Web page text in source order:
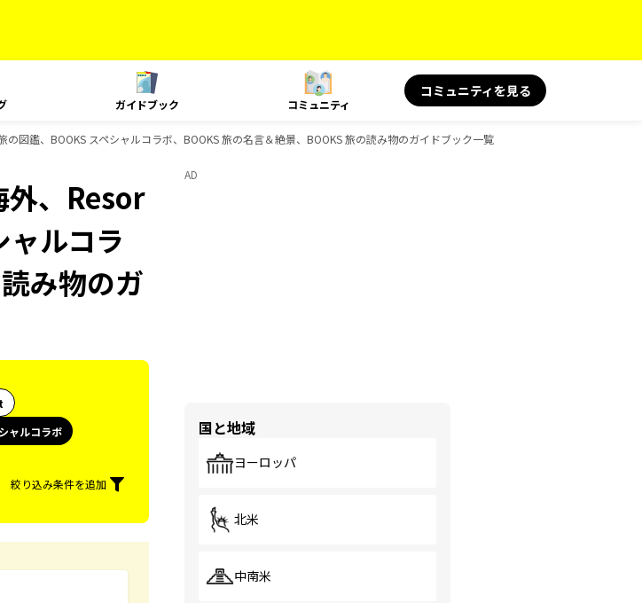
ガイドブック コミュニティ
コミュニティを見る
図鑑、BOOKS スペシャルコラボ、BOOKS 旅の名言＆絶景、BOOKS 旅の読み物のガイドブック一覧
外、Resor
ルコラ
み物のガ
ャルコラボ
絞り込み条件を追加
AD
国と地域
ヨーロッパ
北米
中南米